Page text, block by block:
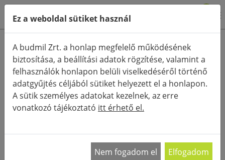
Termékkategóriák
Részletes keresés
FŐOLDAL KATEGÓRIÁK
NŐI DIVATTÁSKÁK
RENDEZÉS:
- 30%
Ez a weboldal sütiket használ
A budmil Zrt. a honlap megfelelő működésének
biztosítása, a beállítási adatok rögzítése, valamint a
felhasználók honlapon belüli viselkedéséről történő
adatgyűjtés céljából sütiket helyezett el a honlapon.
A sütik személyes adatokat kezelnek, az erre
vonatkozó tájékoztató itt érhető el.
Nem fogadom el Elfogadom